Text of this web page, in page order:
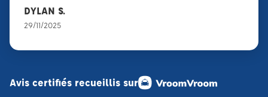
DYLAN S.
29/11/2025
Avis certifiés recueillis sur